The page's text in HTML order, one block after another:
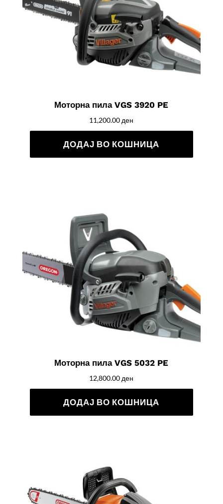
Моторна пила VGS 3920 PE
11,200.00 ден
ДОДАЈ ВО КОШНИЦА
Моторна пила VGS 5032 PE
12,800.00 ден
ДОДАЈ ВО КОШНИЦА